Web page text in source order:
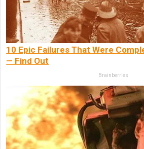
10 Epic Failures That Were
— Find Out
Brainberries